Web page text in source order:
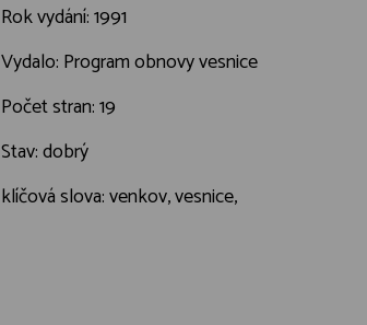
Rok vydání: 1991
Vydalo: Program obnovy vesnice
Počet stran: 19
Stav: dobrý
klíčová slova: venkov, vesnice,